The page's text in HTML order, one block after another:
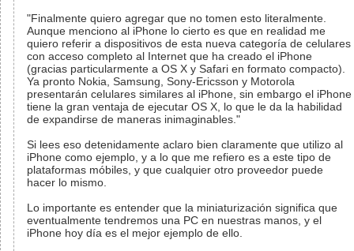
"Finalmente quiero agregar que no tomen esto literalmente.
Aunque menciono al iPhone lo cierto es que en realidad me
quiero referir a dispositivos de esta nueva categoría de celulares
con acceso completo al Internet que ha creado el iPhone
(gracias particularmente a OS X y Safari en formato compacto).
Ya pronto Nokia, Samsung, Sony-Ericsson y Motorola
presentarán celulares similares al iPhone, sin embargo el iPhone
tiene la gran ventaja de ejecutar OS X, lo que le da la habilidad
de expandirse de maneras inimaginables."
Si lees eso detenidamente aclaro bien claramente que utilizo al
iPhone como ejemplo, y a lo que me refiero es a este tipo de
plataformas móbiles, y que cualquier otro proveedor puede
hacer lo mismo.
Lo importante es entender que la miniaturización significa que
eventualmente tendremos una PC en nuestras manos, y el
iPhone hoy día es el mejor ejemplo de ello.